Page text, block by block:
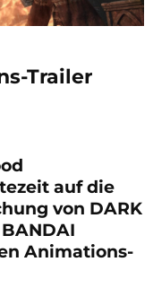
Trailer
auf die
von DARK
Animations-